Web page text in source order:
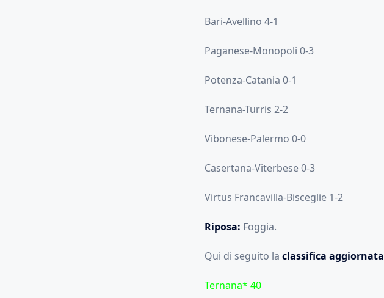
Bari-Avellino 4-1
Paganese-Monopoli 0-3
Potenza-Catania 0-1
Ternana-Turris 2-2
Vibonese-Palermo 0-0
Casertana-Viterbese 0-3
Virtus Francavilla-Bisceglie 1-2
Riposa: Foggia.
Qui di seguito la classifica aggiornata
Ternana* 40